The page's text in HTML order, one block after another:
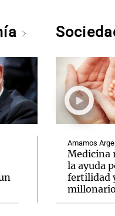
Amamos
Medicina
la ayuda
fertilidad